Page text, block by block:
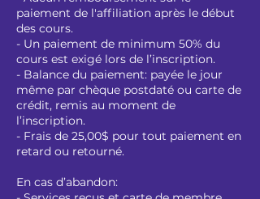
paiement de l'affiliation après le début
des cours.
- Un paiement de minimum 50% du
cours est exigé lors de l’inscription.
- Balance du paiement: payée le jour
même par chèque postdaté ou carte de
crédit, remis au moment de
l’inscription.
- Frais de 25,00$ pour tout paiement en
retard ou retourné.
En cas d’abandon: